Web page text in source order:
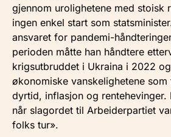
gjennom urolighetene med stoisk
ingen enkel start som
ansvaret for pandemi-
perioden måtte han håndtere
krigsutbruddet i Ukraina i 2022
økonomiske vanskelighetene
dyrtid, inflasjon og rentehevinger.
når slagordet til Arbeiderpartiet
folks tur».